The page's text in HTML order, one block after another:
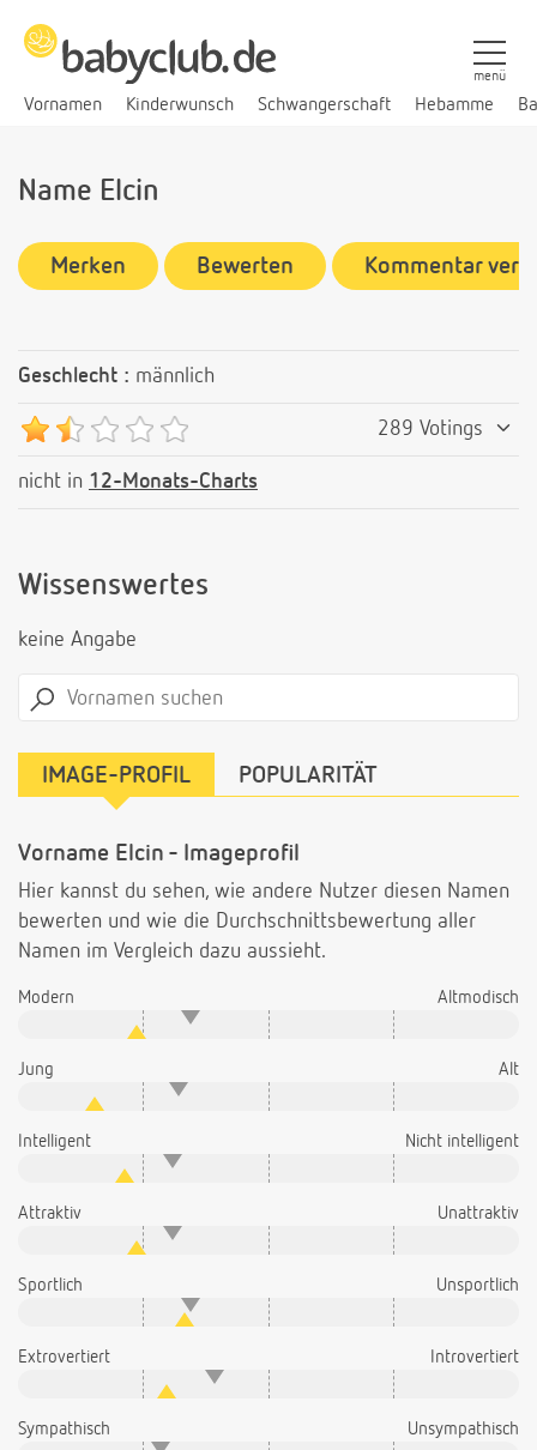
Vornamen Kinderwunsch Schwangerschaft Hebamme
menü
Name Elcin
Merken Bewerten Kommentar
Geschlecht : männlich
289 Votings
nicht in 12-Monats-Charts
Wissenswertes
keine Angabe
IMAGE-PROFIL POPULARITÄT
Vorname Elcin - Imageprofil
Hier kannst du sehen, wie andere Nutzer diesen Namen
bewerten und wie die Durchschnittsbewertung aller
Namen im Vergleich dazu aussieht.
Modern Altmodisch
Jung Alt
Intelligent Nicht intelligent
Attraktiv Unattraktiv
Sportlich Unsportlich
Extrovertiert Introvertiert
Sympathisch Unsympathisch